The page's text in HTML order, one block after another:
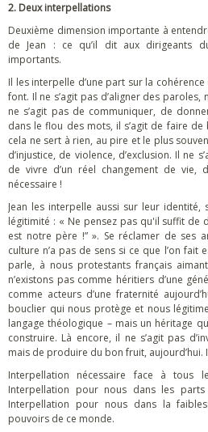
2. Deux interpellations
Deuxième dimension importante à
de Jean : ce qu’il dit aux dirigeants
importants.
Il les interpelle d’une part sur la cohérence
font. Il ne s’agit pas d’aligner des
ne s’agit pas de communiquer, de
dans le flou des mots, il s’agit de faire
cela ne sert à rien, au pire et le plus
d’injustice, de violence, d’exclusion. Il ne
de vivre d’un réel changement de vie,
nécessaire !
Jean les interpelle aussi sur leur
légitimité : « Ne pensez pas qu'il suffit de
est notre père !” ». Se réclamer de ses
culture n’a pas de sens si ce que l’on fait
parle, à nous protestants français
n’existons pas comme héritiers d’une
comme acteurs d’une fraternité
bouclier qui nous protège et nous
langage théologique – mais un héritage
construire. Là encore, il ne s’agit pas
mais de produire du bon fruit, aujourd’hui.
Interpellation nécessaire face à tous
Interpellation pour nous dans les
Interpellation pour nous dans la
pouvoirs de ce monde.